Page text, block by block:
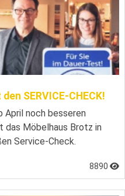
SERVICE-CHECK!
April noch besseren
das Möbelhaus Brotz in
Service-Check.
8890